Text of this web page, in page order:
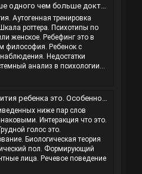
сходны или нет. Вина и ответственность в чем разница. К высшим…
Аутогенная тренировка
роттера. Психотипы по
женское. Ребефинг это в
философия. Ребенок с
Недостатки
анализ в психологии...
Что такое наблюдение в психологии. Застревание в психологии.
ниже пар слов
Интеракция что это.
голос это.
Биологическая теория
пол. Формирующий
лица. Речевое поведение